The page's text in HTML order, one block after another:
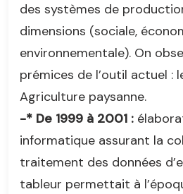
des systèmes de
dimensions (sociale,
environnementale). On
prémices de l’outil actuel :
Agriculture paysanne.
-* De 1999 à 2001 :
informatique assurant la
traitement des données
tableur permettait à